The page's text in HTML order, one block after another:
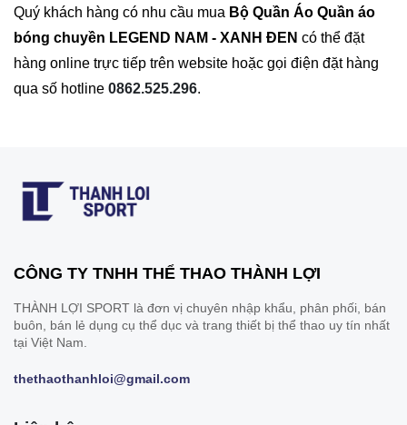
Quý khách hàng có nhu cầu mua Bộ Quần Áo Quần áo
bóng chuyền LEGEND NAM - XANH ĐEN có thể đặt
hàng online trực tiếp trên website hoặc gọi điện đặt hàng
qua số hotline 0862.525.296.
CÔNG TY TNHH THỂ THAO THÀNH LỢI
THÀNH LỢI SPORT là đơn vị chuyên nhập khẩu, phân phối, bán
buôn, bán lẻ dụng cụ thể dục và trang thiết bị thể thao uy tín nhất
tại Việt Nam.
thethaothanhloi@gmail.com